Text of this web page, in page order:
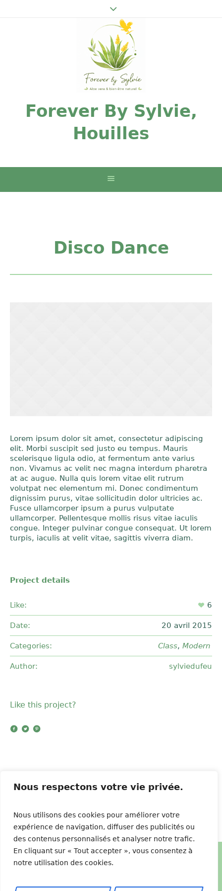
Nous respectons votre vie privée.
Nous utilisons des cookies pour améliorer votre
expérience de navigation, diffuser des publicités ou
des contenus personnalisés et analyser notre trafic.
En cliquant sur « Tout accepter », vous consentez à
notre utilisation des cookies.
Forever By Sylvie,
Houilles
Disco Dance
Lorem ipsum dolor sit amet, consectetur adipiscing
elit. Morbi suscipit sed justo eu tempus. Mauris
scelerisque ligula odio, at fermentum ante varius
non. Vivamus ac velit nec magna interdum pharetra
at ac augue. Nulla quis lorem vitae elit rutrum
volutpat nec elementum mi. Donec condimentum
dignissim purus, vitae sollicitudin dolor ultricies ac.
Fusce ullamcorper ipsum a purus vulputate
ullamcorper. Pellentesque mollis risus vitae iaculis
congue. Integer pulvinar congue consequat. Ut lorem
turpis, iaculis at velit vitae, sagittis viverra diam.
Project details
Like: 6
Date: 20 avril 2015
Categories: Class, Modern
Author: sylviedufeu
Like this project?